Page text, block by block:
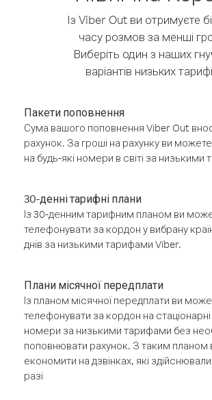
Із Viber Out ви отримуєте
часу розмов за менші
Виберіть один з наших
варіантів низьких
Пакети поповнення
Сума вашого поповнення Viber Out
рахунок. За гроші на рахунку ви
на будь-які номери в світі за
30-денні тарифні плани
Із 30-денним тарифним планом ви
телефонувати за кордон у вибрану
днів за низькими тарифами Viber.
Плани місячної передплати
Із планом місячної передплати ви
телефонувати за кордон на стаціонарні
номери за низькими тарифами без
поповнювати рахунок. З таким
економити на дзвінках, які
разі